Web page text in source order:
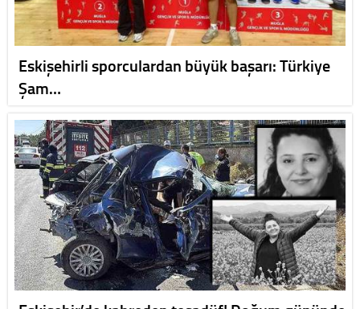
Eskişehirli sporculardan büyük başarı: Türkiye
Şam…